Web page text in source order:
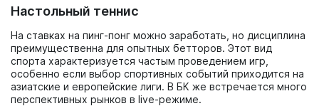
Настольный теннис
На ставках на пинг-понг можно заработать, но дисциплина
преимущественна для опытных бетторов. Этот вид
спорта характеризуется частым проведением игр,
особенно если выбор спортивных событий приходится на
азиатские и европейские лиги. В БК же встречается много
перспективных рынков в live-режиме.